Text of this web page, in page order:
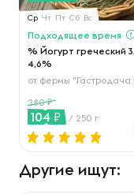
Ср Чт Пт Сб Вс
Подходящее время
% Йогурт греческий
4,6%
от фермы "Гастродача
280
104 / 250 г
Другие ищут: